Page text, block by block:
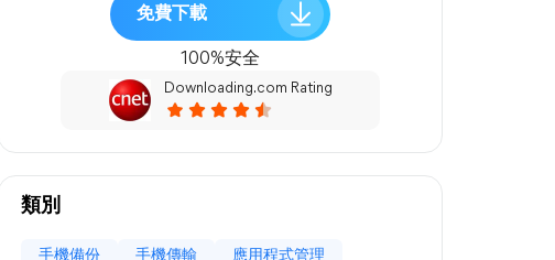
免費下載
100%安全
Downloading.com Rating
類別
手機備份 手機傳輸 應用程式管理